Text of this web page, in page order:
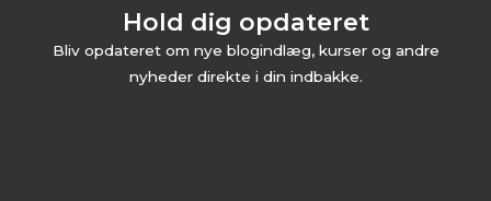
Hold dig opdateret
Bliv opdateret om nye blogindlæg, kurser og andre
nyheder direkte i din indbakke.